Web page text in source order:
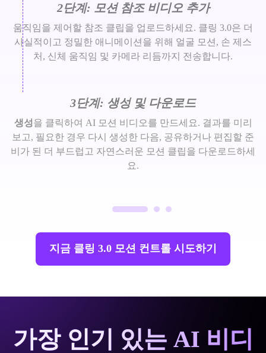
2단계: 모션 참조 비디오 추가
움직임을 제어할 참조 클립을 업로드하세요. 클링 3.0은 더
사실적이고 정밀한 애니메이션을 위해 얼굴 모션, 손 제스
처, 신체 움직임 및 카메라 리듬까지 전송합니다.
3단계: 생성 및 다운로드
생성을 클릭하여 AI 모션 비디오를 만드세요. 결과를 미리
보고, 필요한 경우 다시 생성한 다음, 공유하거나 편집할 준
비가 된 더 부드럽고 자연스러운 모션 클립을 다운로드하세
요.
지금 클링 3.0 모션 컨트롤 시도하기
가장 인기 있는 AI 비디